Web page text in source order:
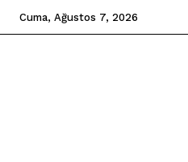
Cuma, Ağustos 7, 2026